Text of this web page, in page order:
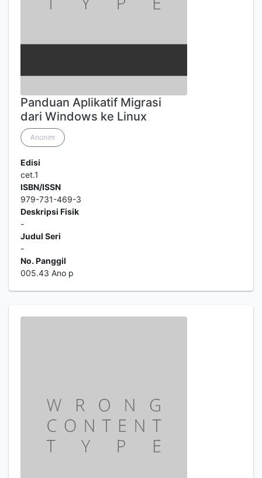
Panduan Aplikatif Migrasi
dari Windows ke Linux
Anonim
Edisi
cet.1
ISBN/ISSN
979-731-469-3
Deskripsi Fisik
-
Judul Seri
-
No. Panggil
005.43 Ano p